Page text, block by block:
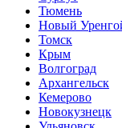
Тюмень
Новый
Томск
Крым
Волгоград
Архангельск
Кемерово
Новокузнецк